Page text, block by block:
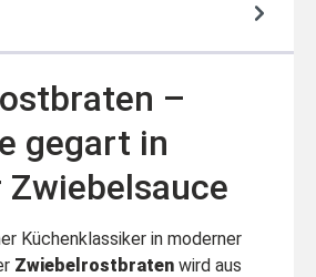
–
gegart in
Küchenklassiker in moderner
Zwiebelrostbraten wird aus